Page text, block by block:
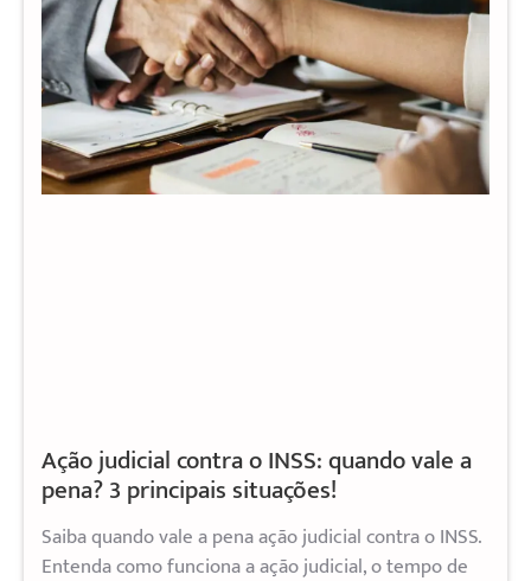
Ação judicial contra o INSS: quando vale a
pena? 3 principais situações!
Saiba quando vale a pena ação judicial contra o INSS.
Entenda como funciona a ação judicial, o tempo de